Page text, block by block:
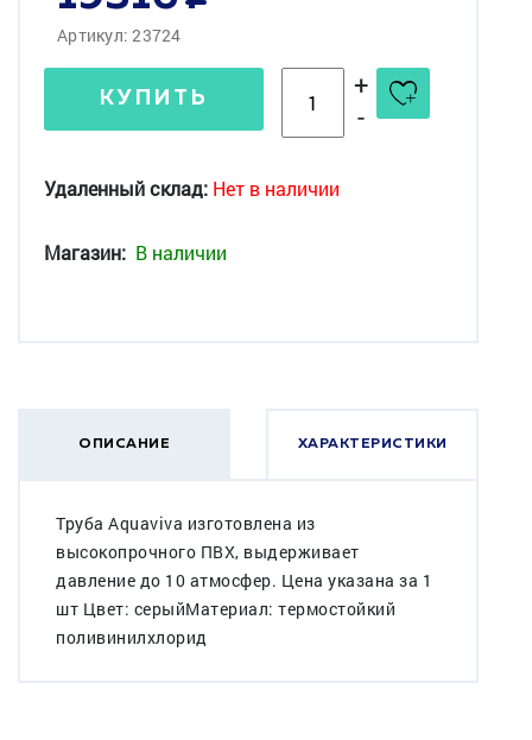
Артикул: 23724
КУПИТЬ
+
-
Удаленный склад: Нет в наличии
Магазин: В наличии
ОПИСАНИЕ ХАРАКТЕРИСТИКИ
Труба Aquaviva изготовлена из
высокопрочного ПВХ, выдерживает
давление до 10 атмосфер. Цена указана за 1
шт Цвет: серыйМатериал: термостойкий
поливинилхлорид